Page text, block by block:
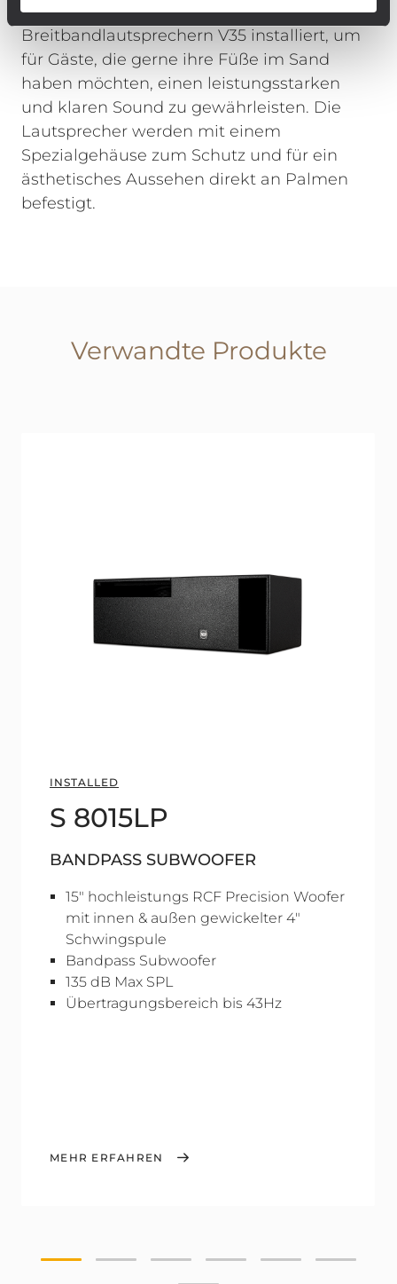
derzeit mit 4 passiven Zwei-Wege-
Breitbandlautsprechern V35 installiert, um
für Gäste, die gerne ihre Füße im Sand
haben möchten, einen leistungsstarken
und klaren Sound zu gewährleisten. Die
Lautsprecher werden mit einem
Spezialgehäuse zum Schutz und für ein
ästhetisches Aussehen direkt an Palmen
befestigt.
Verwandte Produkte
INSTALLED
S 8015LP
BANDPASS SUBWOOFER
15" hochleistungs RCF Precision Woofer
mit innen & außen gewickelter 4"
Schwingspule
Bandpass Subwoofer
135 dB Max SPL
Übertragungsbereich bis 43Hz
MEHR ERFAHREN